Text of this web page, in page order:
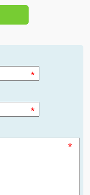
*
*
*